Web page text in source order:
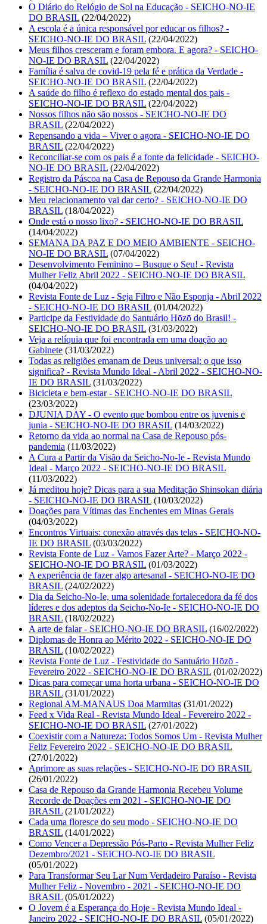
O Diário do Relógio de Sol na Educação - SEICHO-NO-IE
DO BRASIL (22/04/2022)
A escola é a única responsável por educar os filhos? -
SEICHO-NO-IE DO BRASIL (22/04/2022)
Meus filhos cresceram e foram embora. E agora? - SEICHO-
NO-IE DO BRASIL (22/04/2022)
Família é salva de covid-19 pela fé e prática da Verdade -
SEICHO-NO-IE DO BRASIL (22/04/2022)
A saúde do filho é reflexo do estado mental dos pais -
SEICHO-NO-IE DO BRASIL (22/04/2022)
Nossos filhos não são nossos - SEICHO-NO-IE DO
BRASIL (22/04/2022)
Repensando a vida – Viver o agora - SEICHO-NO-IE DO
BRASIL (22/04/2022)
Reconciliar-se com os pais é a fonte da felicidade - SEICHO-
NO-IE DO BRASIL (22/04/2022)
Registro da Páscoa na Casa de Repouso da Grande Harmonia
- SEICHO-NO-IE DO BRASIL (22/04/2022)
Meu relacionamento vai dar certo? - SEICHO-NO-IE DO
BRASIL (18/04/2022)
Onde está o nosso lixo? - SEICHO-NO-IE DO BRASIL
(14/04/2022)
SEMANA DA PAZ E DO MEIO AMBIENTE - SEICHO-
NO-IE DO BRASIL (07/04/2022)
Desenvolvimento Feminino – Busque o Seu! - Revista
Mulher Feliz Abril 2022 - SEICHO-NO-IE DO BRASIL
(04/04/2022)
Revista Fonte de Luz - Seja Filtro e Não Esponja - Abril 2022
- SEICHO-NO-IE DO BRASIL (01/04/2022)
Participe da Festividade do Santuário Hōzō do Brasil! -
SEICHO-NO-IE DO BRASIL (31/03/2022)
Veja a relíquia que foi encontrada em uma doação ao
Gabinete (31/03/2022)
Todas as religiões emanam de Deus universal: o que isso
significa? - Revista Mundo Ideal - Abril 2022 - SEICHO-NO-
IE DO BRASIL (31/03/2022)
Bicicleta e bem-estar - SEICHO-NO-IE DO BRASIL
(23/03/2022)
DJUNIA DAY - O evento que bombou entre os juvenis e
junia - SEICHO-NO-IE DO BRASIL (14/03/2022)
Retorno da vida ao normal na Casa de Repouso pós-
pandemia (11/03/2022)
A Cura a Partir da Visão da Seicho-No-Ie - Revista Mundo
Ideal - Março 2022 - SEICHO-NO-IE DO BRASIL
(11/03/2022)
Já meditou hoje? Dicas para a sua Meditação Shinsokan diária
- SEICHO-NO-IE DO BRASIL (10/03/2022)
Doações para Vítimas das Enchentes em Minas Gerais
(04/03/2022)
Encontros Virtuais: conexão através das telas - SEICHO-NO-
IE DO BRASIL (03/03/2022)
Revista Fonte de Luz - Vamos Fazer Arte? - Março 2022 -
SEICHO-NO-IE DO BRASIL (01/03/2022)
A experiência de fazer algo artesanal - SEICHO-NO-IE DO
BRASIL (24/02/2022)
Dia da Seicho-No-Ie, uma solenidade fortalecedora da fé dos
líderes e dos adeptos da Seicho-No-Ie - SEICHO-NO-IE DO
BRASIL (18/02/2022)
A arte de falar - SEICHO-NO-IE DO BRASIL (16/02/2022)
Diplomas de Honra ao Mérito 2022 - SEICHO-NO-IE DO
BRASIL (10/02/2022)
Revista Fonte de Luz - Festividade do Santuário Hōzō -
Fevereiro 2022 - SEICHO-NO-IE DO BRASIL (01/02/2022)
Dicas para começar uma horta urbana - SEICHO-NO-IE DO
BRASIL (31/01/2022)
Regional AM-MANAUS Doa Marmitas (31/01/2022)
Feed x Vida Real - Revista Mundo Ideal - Fevereiro 2022 -
SEICHO-NO-IE DO BRASIL (27/01/2022)
Coexistir com a Natureza: Todos Somos Um - Revista Mulher
Feliz Fevereiro 2022 - SEICHO-NO-IE DO BRASIL
(27/01/2022)
Aprimore as suas relações - SEICHO-NO-IE DO BRASIL
(26/01/2022)
Casa de Repouso da Grande Harmonia Recebeu Volume
Recorde de Doações em 2021 - SEICHO-NO-IE DO
BRASIL (21/01/2022)
Cada uma floresce do seu modo - SEICHO-NO-IE DO
BRASIL (14/01/2022)
Como Vencer a Depressão Pós-Parto - Revista Mulher Feliz
Dezembro/2021 - SEICHO-NO-IE DO BRASIL
(05/01/2022)
Para Transformar Seu Lar Num Verdadeiro Paraíso - Revista
Mulher Feliz - Novembro - 2021 - SEICHO-NO-IE DO
BRASIL (05/01/2022)
O Jovem é a Esperança do Hoje - Revista Mundo Ideal -
Janeiro 2022 - SEICHO-NO-IE DO BRASIL (05/01/2022)